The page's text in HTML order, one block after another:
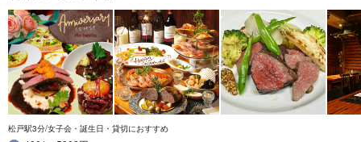
松戸駅3分/女子会・誕生日・貸切におすすめ